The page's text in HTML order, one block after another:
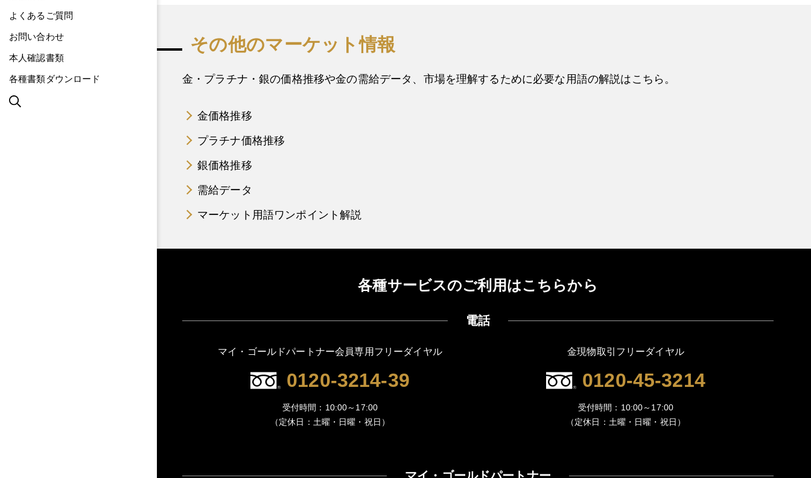
よくあるご質問
お問い合わせ
本人確認書類
各種書類ダウンロード
その他のマーケット情報
金・プラチナ・銀の価格推移や金の需給データ、市場を理解するために必要な用語の解説はこちら。
金価格推移
プラチナ価格推移
銀価格推移
需給データ
マーケット用語ワンポイント解説
各種サービスのご利用はこちらから
電話
マイ・ゴールドパートナー会員専用フリーダイヤル
0120-3214-39
受付時間：10:00～17:00
（定休日：土曜・日曜・祝日）
金現物取引フリーダイヤル
0120-45-3214
受付時間：10:00～17:00
（定休日：土曜・日曜・祝日）